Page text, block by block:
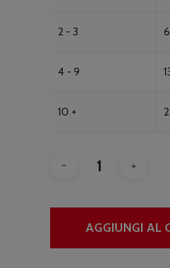
2 - 3
4 - 9
10 +
AGGIUNGI AL